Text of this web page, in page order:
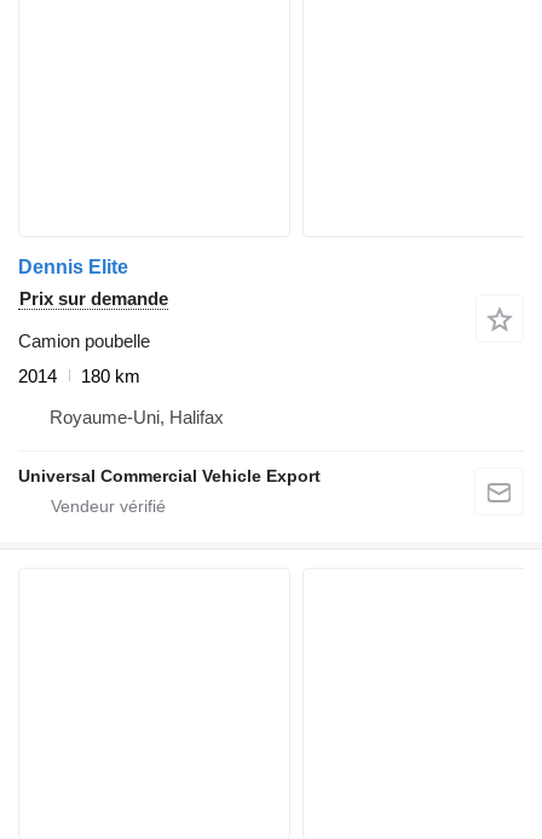
Dennis Elite
Prix sur demande
Camion poubelle
2014
180 km
Royaume-Uni, Halifax
Universal Commercial Vehicle Export